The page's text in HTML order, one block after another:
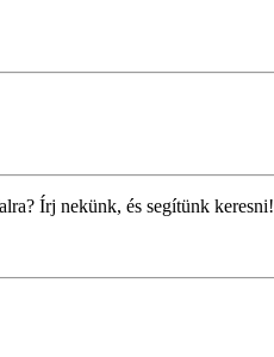
Írj nekünk, és segítünk keresni!